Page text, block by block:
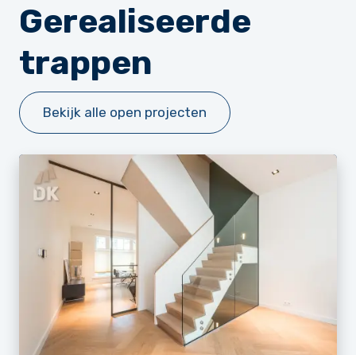
Gerealiseerde
trappen
Bekijk alle open projecten